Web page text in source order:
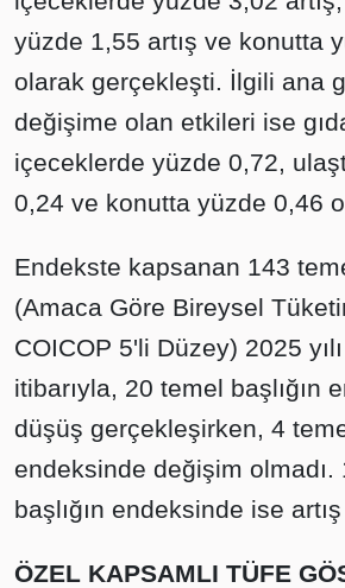
yüzde 1,55 artış ve konutta
olarak gerçekleşti. İlgili ana
değişime olan etkileri ise
içeceklerde yüzde 0,72,
0,24 ve konutta yüzde 0,46
Endekste kapsanan 143
(Amaca Göre Bireysel
COICOP 5'li Düzey) 2025
itibarıyla, 20 temel başlığın
düşüş gerçekleşirken, 4
endeksinde değişim olmadı.
başlığın endeksinde ise
ÖZEL KAPSAMLI TÜFE